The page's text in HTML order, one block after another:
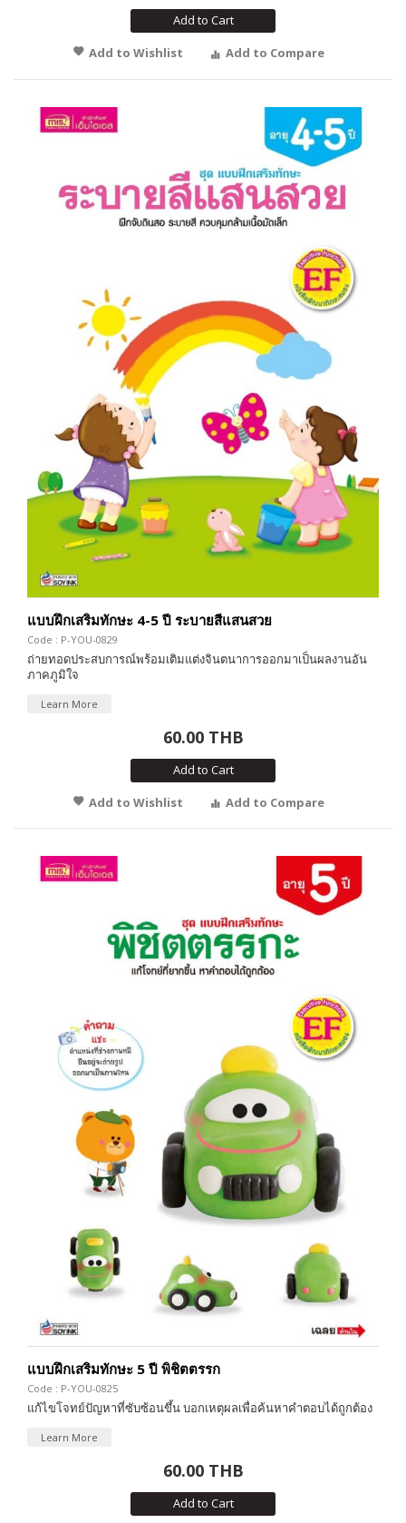
Add to Cart
Add to Wishlist
Add to Compare
แบบฝึกเสริมทักษะ 4-5 ปี ระบายสีแสนสวย
Code : P-YOU-0829
ถ่ายทอดประสบการณ์พร้อมเติมแต่งจินตนาการออกมาเป็นผลงานอัน
ภาคภูมิใจ
Learn More
60.00 THB
Add to Cart
Add to Wishlist
Add to Compare
แบบฝึกเสริมทักษะ 5 ปี พิชิตตรรก
Code : P-YOU-0825
แก้ไขโจทย์ปัญหาที่ซับซ้อนขึ้น บอกเหตุผลเพื่อค้นหาคำตอบได้ถูกต้อง
Learn More
60.00 THB
Add to Cart